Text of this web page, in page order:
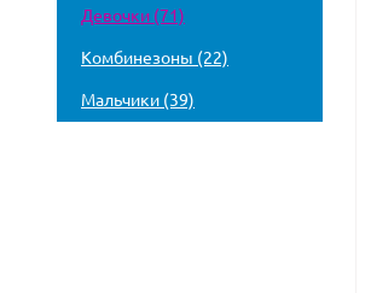
Девочки (71)
Комбинезоны (22)
Мальчики (39)